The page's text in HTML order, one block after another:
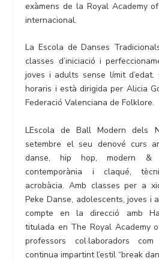
exàmens de la Royal Academy
internacional.
La Escola de Danses
classes d’iniciació i
joves i adults sense límit d’edat.
horaris i està dirigida per Alicia
Federació Valenciana de Folklore.
LEscola de Ball Modern dels
setembre el seu denové curs
danse, hip hop, modern &
contemporània i claqué,
acrobàcia. Amb classes per a
Peke Danse, adolescents, joves i
compte en la direcció amb
titulada en The Royal Academy
professors col·laboradors
continua impartint l’estil “break